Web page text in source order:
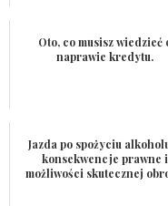
Oto, co musisz wiedzieć
naprawie kredytu.
Jazda po spożyciu
konsekwencje prawne i
możliwości skutecznej